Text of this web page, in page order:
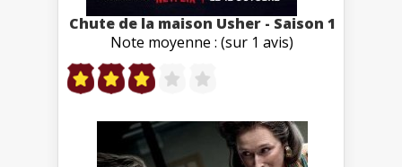
Chute de la maison Usher - Saison 1
Note moyenne : (sur 1 avis)